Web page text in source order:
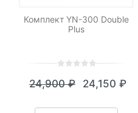
Комплект YN-300 Double
Plus
out
based
24,900₽
цена
24,150 ₽
Текущая
цена: